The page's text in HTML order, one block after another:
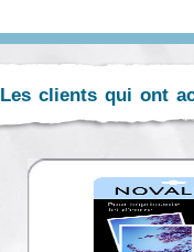
Les clients qui ont